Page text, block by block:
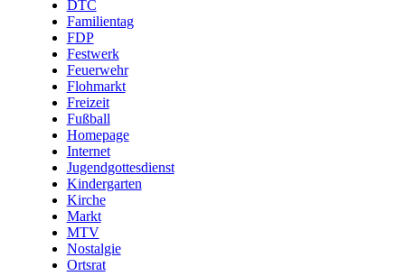
DTC
Familientag
FDP
Festwerk
Feuerwehr
Flohmarkt
Freizeit
Fußball
Homepage
Internet
Jugendgottesdienst
Kindergarten
Kirche
Markt
MTV
Nostalgie
Ortsrat